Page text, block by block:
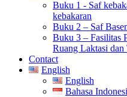
Buku 1 - Saf
kebakaran
Buku 2 – Saf
Buku 3 – Fasilitas
Ruang Laktasi dan
Contact
English
English
Bahasa